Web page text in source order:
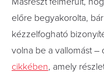
előre begyakorolta,
kézzelfogható
volna be a vallomást
cikkében, amely